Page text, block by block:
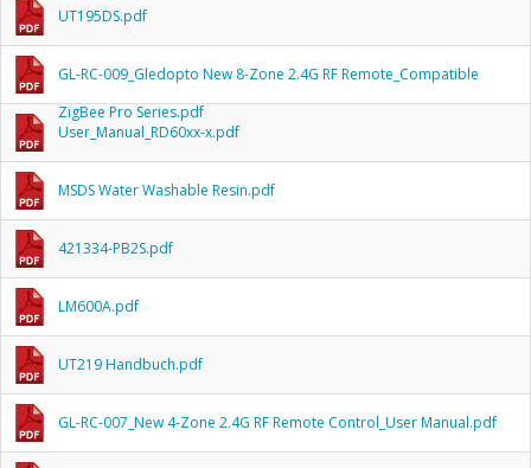
UT195DS.pdf
GL-RC-009_Gledopto New 8-Zone 2.4G RF Remote_Compatible
ZigBee Pro Series.pdf
User_Manual_RD60xx-x.pdf
MSDS Water Washable Resin.pdf
421334-PB2S.pdf
LM600A.pdf
UT219 Handbuch.pdf
GL-RC-007_New 4-Zone 2.4G RF Remote Control_User Manual.pdf